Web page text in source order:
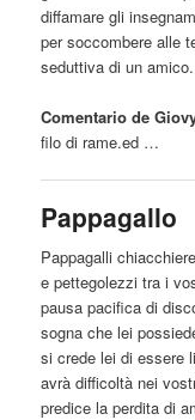
diffamare gli
per soccombere alle
seduttiva di un
Comentario de
filo di rame.ed …
Pappagallo
Pappagalli
e pettegolezzi tra i
pausa pacifica di
sogna che lei
si crede lei di essere
avrà difficoltà nei
predice la perdita di